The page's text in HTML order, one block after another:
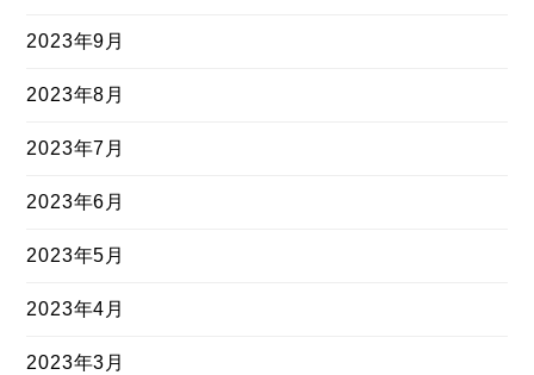
2023年9月
2023年8月
2023年7月
2023年6月
2023年5月
2023年4月
2023年3月